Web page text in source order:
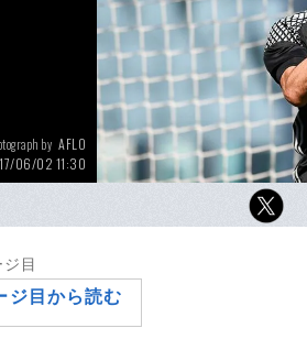
by AFLO
06/02 11:30
ブッフォンが悲願のCL制覇を
目
ジ目から読む